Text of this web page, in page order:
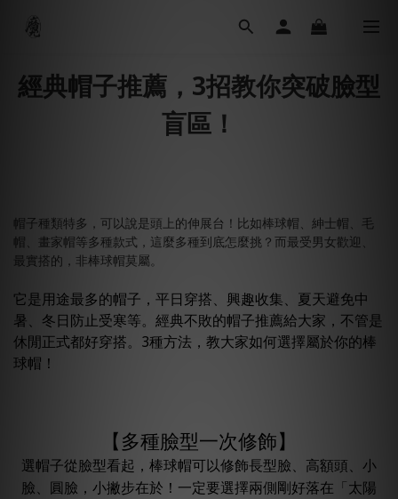
經典帽子推薦，3招教你突破臉型
盲區！
帽子種類特多，可以說是頭上的伸展台！比如棒球帽、紳士帽、毛
帽、畫家帽等多種款式，這麼多種到底怎麼挑？而最受男女歡迎、
最實搭的，非棒球帽莫屬。
它是用途最多的帽子，平日穿搭、興趣收集、夏天避免中
暑、冬日防止受寒等。經典不敗的帽子推薦給大家，不管是
休閒正式都好穿搭。3種方法，教大家如何選擇屬於你的棒
球帽！
【多種臉型一次修飾】
選帽子從臉型看起，棒球帽可以修飾長型臉、高額頭、小
臉、圓臉，小撇步在於！一定要選擇兩側剛好落在「太陽